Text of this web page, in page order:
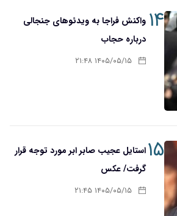
۱۴ واکنش فراجا به ویدئوهای جنجالی
درباره حجاب
۱۴۰۵/۰۵/۱۵ ۲۱:۴۸
۱۵استایل عجیب صابر ابر مورد توجه قرار
گرفت/ عکس
۱۴۰۵/۰۵/۱۵ ۲۱:۴۵